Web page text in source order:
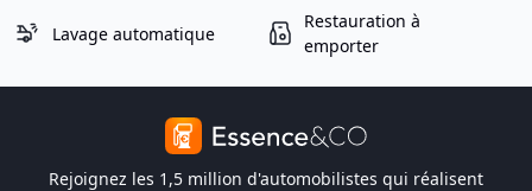
Lavage automatique
Restauration à
emporter
Rejoignez les 1,5 million d'automobilistes qui réalisent